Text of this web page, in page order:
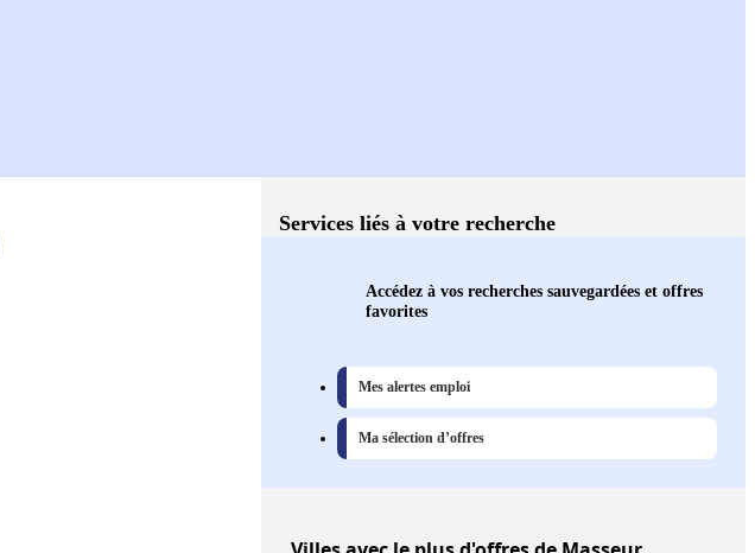
Services liés à votre recherche
Accédez à vos recherches sauvegardées et offres
favorites
Mes alertes emploi
Ma sélection d’offres